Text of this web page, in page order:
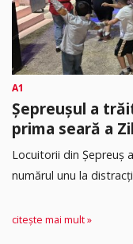
A1
Șepreușul a
prima seară a
Locuitorii din Șepreuș
numărul unu la
citește mai mult »